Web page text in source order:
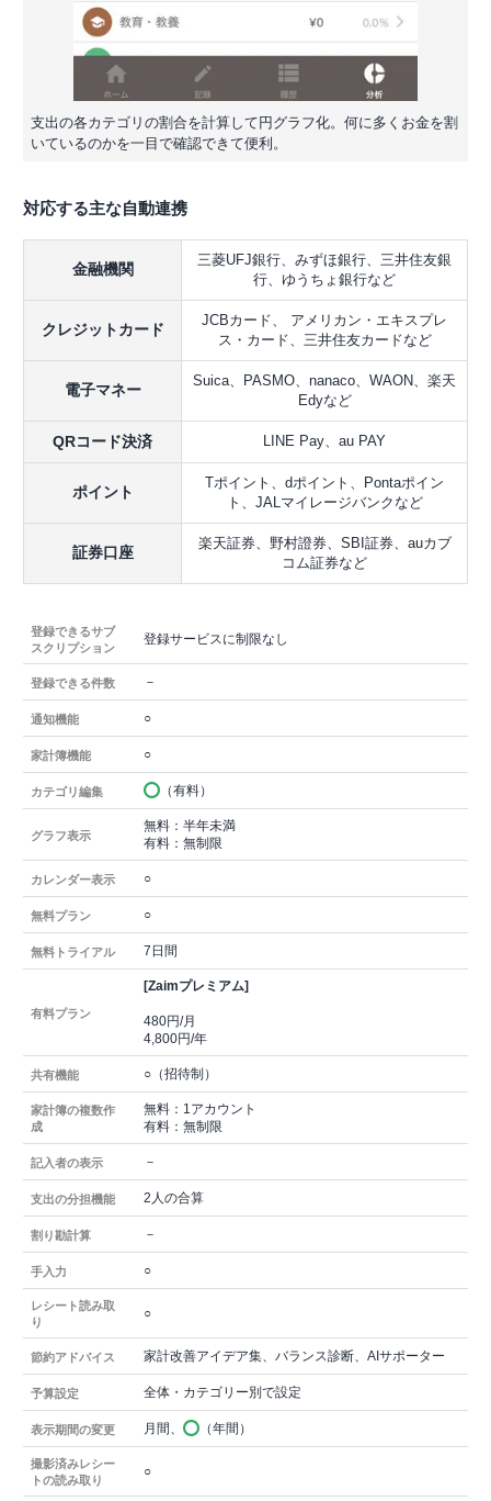
支出の各カテゴリの割合を計算して円グラフ化。何に多くお金を割
いているのかを一目で確認できて便利。
対応する主な自動連携
金融機関
三菱UFJ銀行、みずほ銀行、三井住友銀
行、ゆうちょ銀行など
クレジットカード
JCBカード、 アメリカン・エキスプレ
ス・カード、三井住友カードなど
電子マネー
Suica、PASMO、nanaco、WAON、楽天
Edyなど
QRコード決済 LINE Pay、au PAY
ポイント
Tポイント、dポイント、Pontaポイン
ト、JALマイレージバンクなど
証券口座
楽天証券、野村證券、SBI証券、auカブ
コム証券など
登録できるサブ
スクリプション
登録サービスに制限なし
登録できる件数 －
通知機能 ○
家計簿機能 ○
カテゴリ編集 （有料）
グラフ表示
無料：半年未満
有料：無制限
カレンダー表示 ○
無料プラン ○
無料トライアル 7日間
有料プラン
[Zaimプレミアム]
480円/月
4,800円/年
共有機能 ○（招待制）
家計簿の複数作
成
無料：1アカウント
有料：無制限
記入者の表示 －
支出の分担機能 2人の合算
割り勘計算 －
手入力 ○
レシート読み取
り
○
節約アドバイス 家計改善アイデア集、バランス診断、AIサポーター
予算設定 全体・カテゴリー別で設定
表示期間の変更 月間、 （年間）
撮影済みレシー
トの読み取り
○